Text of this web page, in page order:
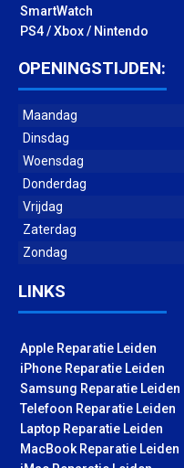
SmartWatch
PS4 / Xbox / Nintendo
OPENINGSTIJDEN:
Maandag
Dinsdag
Woensdag
Donderdag
Vrijdag
Zaterdag
Zondag
LINKS
Apple Reparatie Leiden
iPhone Reparatie Leiden
Samsung Reparatie Leiden
Telefoon Reparatie Leiden
Laptop Reparatie Leiden
MacBook Reparatie Leiden